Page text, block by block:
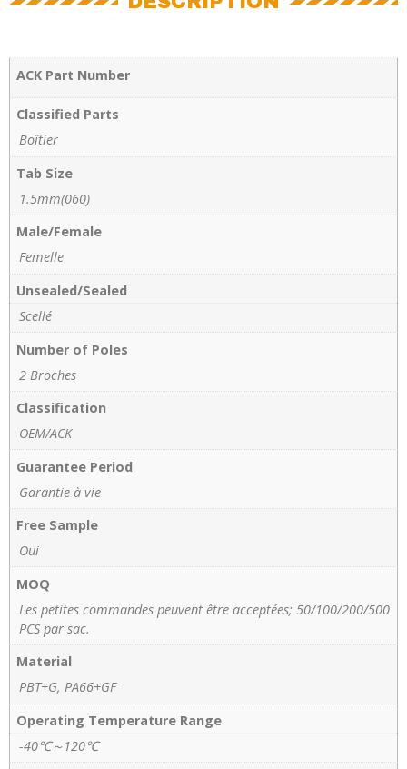
ACK Part Number
Classified Parts
Boîtier
Tab Size
1.5mm(060)
Male/Female
Femelle
Unsealed/Sealed
Scellé
Number of Poles
2 Broches
Classification
OEM/ACK
Guarantee Period
Garantie à vie
Free Sample
Oui
MOQ
Les petites commandes peuvent être acceptées; 50/100/200/500
PCS par sac.
Material
PBT+G, PA66+GF
Operating Temperature Range
-40℃～120℃